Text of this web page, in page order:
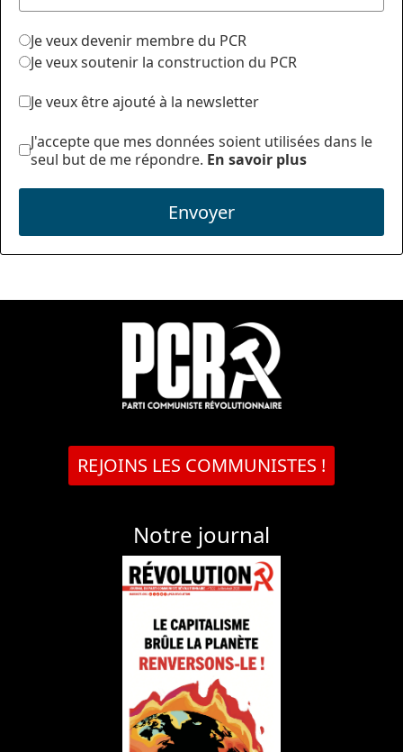
Je veux devenir membre du PCR
Je veux soutenir la construction du PCR
Je veux être ajouté à la newsletter
J'accepte que mes données soient utilisées dans le
seul but de me répondre. En savoir plus
Envoyer
REJOINS LES COMMUNISTES !
Notre journal